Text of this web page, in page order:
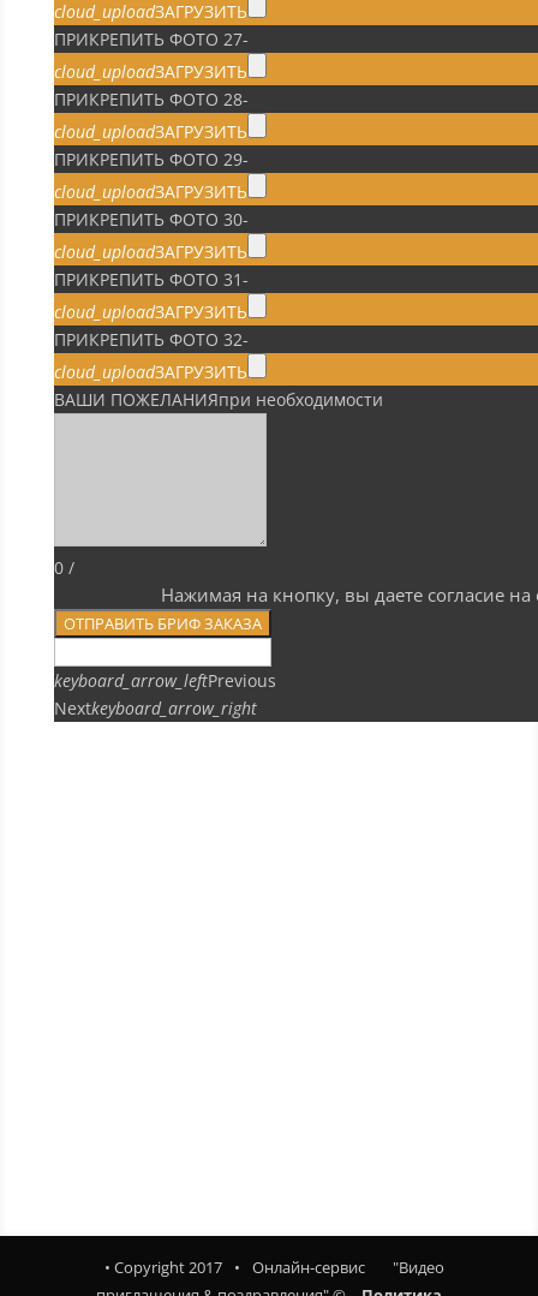
cloud_uploadЗАГРУЗИТЬ
ПРИКРЕПИТЬ ФОТО 27-
cloud_uploadЗАГРУЗИТЬ
ПРИКРЕПИТЬ ФОТО 28-
cloud_uploadЗАГРУЗИТЬ
ПРИКРЕПИТЬ ФОТО 29-
cloud_uploadЗАГРУЗИТЬ
ПРИКРЕПИТЬ ФОТО 30-
cloud_uploadЗАГРУЗИТЬ
ПРИКРЕПИТЬ ФОТО 31-
cloud_uploadЗАГРУЗИТЬ
ПРИКРЕПИТЬ ФОТО 32-
cloud_uploadЗАГРУЗИТЬ
ВАШИ ПОЖЕЛАНИЯпри необходимости
0/
Нажимая на кнопку, вы даете согласие
ОТПРАВИТЬ БРИФ ЗАКАЗА
keyboard_arrow_leftPrevious
Nextkeyboard_arrow_right
⠀• Copyright 2017⠀•⠀Онлайн-сервис⠀ ⠀"Видео